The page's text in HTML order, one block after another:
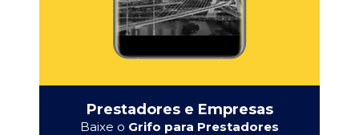
Prestadores e Empresas
Baixe o Grifo para Prestadores